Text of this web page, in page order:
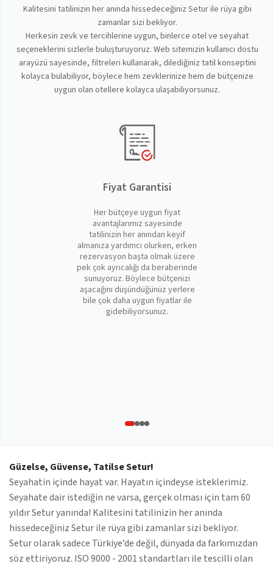
Kalitesini tatilinizin her anında hissedeceğiniz Setur ile rüya gibi
zamanlar sizi bekliyor.
Herkesin zevk ve tercihlerine uygun, binlerce otel ve seyahat
seçeneklerini sizlerle buluşturuyoruz. Web sitemizin kullanıcı dostu
arayüzü sayesinde, filtreleri kullanarak, dilediğiniz tatil konseptini
kolayca bulabiliyor, böylece hem zevklerinize hem de bütçenize
uygun olan otellere kolayca ulaşabiliyorsunuz.
Fiyat Garantisi
Her bütçeye uygun fiyat
avantajlarımız sayesinde
tatilinizin her anından keyif
almanıza yardımcı olurken, erken
rezervasyon başta olmak üzere
pek çok ayrıcalığı da beraberinde
sunuyoruz. Böylece bütçenizi
aşacağını düşündüğünüz yerlere
bile çok daha uygun fiyatlar ile
gidebiliyorsunuz.
Güzelse, Güvense, Tatilse Setur!
Seyahatin içinde hayat var. Hayatın içindeyse isteklerimiz.
Seyahate dair istediğin ne varsa, gerçek olması için tam 60
yıldır Setur yanında! Kalitesini tatilinizin her anında
hissedeceğiniz Setur ile rüya gibi zamanlar sizi bekliyor.
Setur olarak sadece Türkiye’de değil, dünyada da farkımızdan
söz ettiriyoruz. ISO 9000 - 2001 standartları ile tescilli olan